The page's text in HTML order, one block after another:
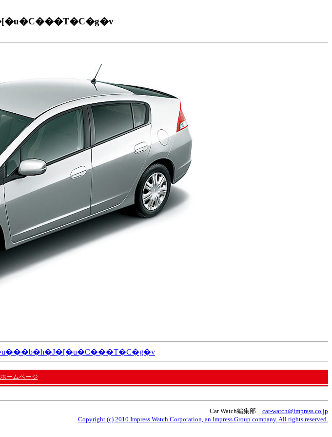
ームページ
Car Watch編集部 car-watch@impress.co.jp
Copyright (c) 2010 Impress Watch Corporation, an Impress Group company. All rights reserved.